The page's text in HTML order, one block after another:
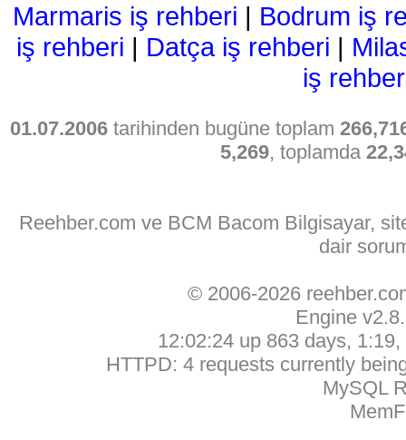
Marmaris iş rehberi | Bodrum iş
iş rehberi | Datça iş rehberi |
iş
01.07.2006 tarihinden bugüne toplam
5,269, toplamda
Reehber.com ve BCM Bacom Bilgisayar,
dair
© 2006-2026
Engine
12:02:24 up 863 days,
HTTPD: 4 requests currently
MySQL